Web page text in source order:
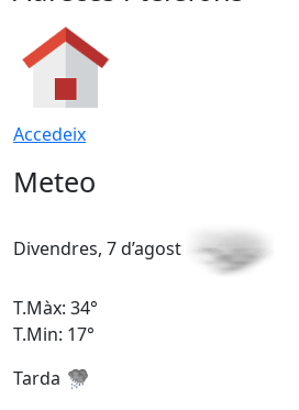
Accedeix
Meteo
Divendres, 7 d’agost
T.Màx: 34°
T.Min: 17°
Tarda